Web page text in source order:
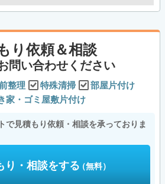
り依頼＆相談
問い合わせください
整理 特殊清掃
部屋片付け
家・ゴミ屋敷片付け
で見積もり依頼・相談を承っておりま
り・相談をする（無料）